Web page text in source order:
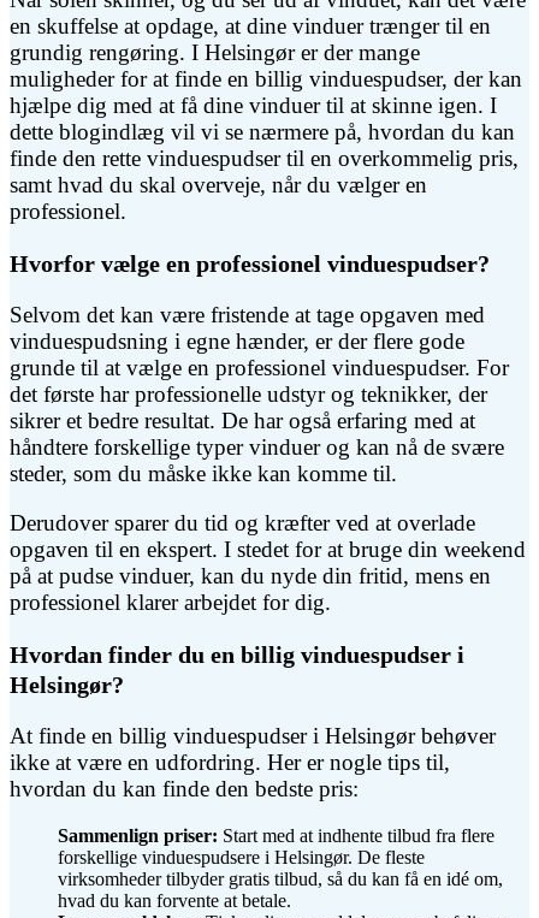
en skuffelse at opdage, at dine vinduer trænger til en
grundig rengøring. I Helsingør er der mange
muligheder for at finde en billig vinduespudser, der kan
hjælpe dig med at få dine vinduer til at skinne igen. I
dette blogindlæg vil vi se nærmere på, hvordan du kan
finde den rette vinduespudser til en overkommelig pris,
samt hvad du skal overveje, når du vælger en
professionel.
Hvorfor vælge en professionel vinduespudser?
Selvom det kan være fristende at tage opgaven med
vinduespudsning i egne hænder, er der flere gode
grunde til at vælge en professionel vinduespudser. For
det første har professionelle udstyr og teknikker, der
sikrer et bedre resultat. De har også erfaring med at
håndtere forskellige typer vinduer og kan nå de svære
steder, som du måske ikke kan komme til.
Derudover sparer du tid og kræfter ved at overlade
opgaven til en ekspert. I stedet for at bruge din weekend
på at pudse vinduer, kan du nyde din fritid, mens en
professionel klarer arbejdet for dig.
Hvordan finder du en billig vinduespudser i
Helsingør?
At finde en billig vinduespudser i Helsingør behøver
ikke at være en udfordring. Her er nogle tips til,
hvordan du kan finde den bedste pris:
Sammenlign priser: Start med at indhente tilbud fra flere
forskellige vinduespudsere i Helsingør. De fleste
virksomheder tilbyder gratis tilbud, så du kan få en idé om,
hvad du kan forvente at betale.